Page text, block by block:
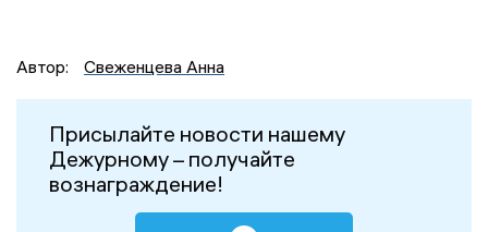
Автор: Свеженцева Анна
Присылайте новости нашему
Дежурному – получайте
вознаграждение!